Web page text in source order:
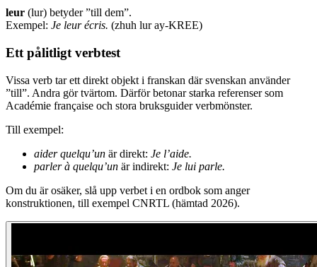
leur (lur) betyder ”till dem”.
Exempel: Je leur écris. (zhuh lur ay-KREE)
Ett pålitligt verbtest
Vissa verb tar ett direkt objekt i franskan där svenskan använder
”till”. Andra gör tvärtom. Därför betonar starka referenser som
Académie française och stora bruksguider verbmönster.
Till exempel:
aider quelqu’un är direkt: Je l’aide.
parler à quelqu’un är indirekt: Je lui parle.
Om du är osäker, slå upp verbet i en ordbok som anger
konstruktionen, till exempel CNRTL (hämtad 2026).